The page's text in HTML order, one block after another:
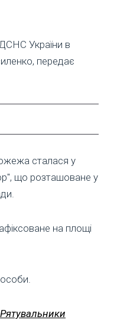
України в
передає
сталася у
що розташоване у
на площі
Рятувальники